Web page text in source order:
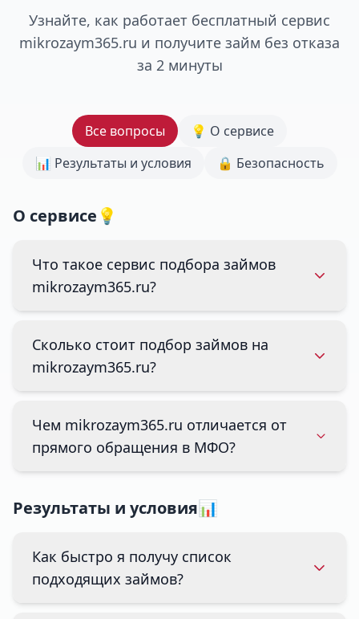
Узнайте, как работает бесплатный сервис
mikrozaym365.ru и получите займ без отказа
за 2 минуты
Все вопросы
💡 О сервисе
📊 Результаты и условия
🔒 Безопасность
О сервисе💡
Что такое сервис подбора займов
mikrozaym365.ru?
Сколько стоит подбор займов на
mikrozaym365.ru?
Чем mikrozaym365.ru отличается от
прямого обращения в МФО?
Результаты и условия📊
Как быстро я получу список
подходящих займов?